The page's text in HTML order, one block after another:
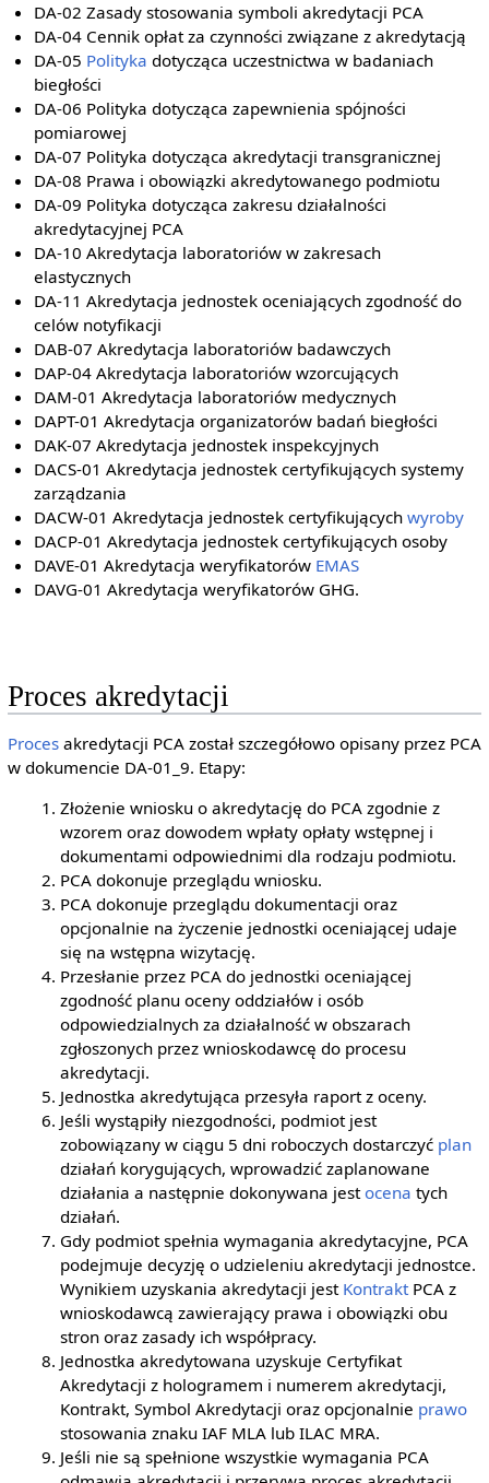
DA-02 Zasady stosowania symboli akredytacji PCA
DA-04 Cennik opłat za czynności związane z akredytacją
DA-05 Polityka dotycząca uczestnictwa w badaniach
biegłości
DA-06 Polityka dotycząca zapewnienia spójności
pomiarowej
DA-07 Polityka dotycząca akredytacji transgranicznej
DA-08 Prawa i obowiązki akredytowanego podmiotu
DA-09 Polityka dotycząca zakresu działalności
akredytacyjnej PCA
DA-10 Akredytacja laboratoriów w zakresach
elastycznych
DA-11 Akredytacja jednostek oceniających zgodność do
celów notyfikacji
DAB-07 Akredytacja laboratoriów badawczych
DAP-04 Akredytacja laboratoriów wzorcujących
DAM-01 Akredytacja laboratoriów medycznych
DAPT-01 Akredytacja organizatorów badań biegłości
DAK-07 Akredytacja jednostek inspekcyjnych
DACS-01 Akredytacja jednostek certyfikujących systemy
zarządzania
DACW-01 Akredytacja jednostek certyfikującychwyroby
DACP-01 Akredytacja jednostek certyfikujących osoby
DAVE-01 Akredytacja weryfikatorów EMAS
DAVG-01 Akredytacja weryfikatorów GHG.
Proces akredytacji
Procesakredytacji PCA został szczegółowo opisany przez PCA
w dokumencie DA-01_9. Etapy:
Złożenie wniosku o akredytację do PCA zgodnie z
wzorem oraz dowodem wpłaty opłaty wstępnej i
dokumentami odpowiednimi dla rodzaju podmiotu.
PCA dokonuje przeglądu wniosku.
PCA dokonuje przeglądu dokumentacji oraz
opcjonalnie na życzenie jednostki oceniającej udaje
się na wstępna wizytację.
Przesłanie przez PCA do jednostki oceniającej
zgodność planu oceny oddziałów i osób
odpowiedzialnych za działalność w obszarach
zgłoszonych przez wnioskodawcę do procesu
akredytacji.
Jednostka akredytująca przesyła raport z oceny.
Jeśli wystąpiły niezgodności, podmiot jest
zobowiązany w ciągu 5 dni roboczych dostarczyć plan
działań korygujących, wprowadzić zaplanowane
działania a następnie dokonywana jestocena tych
działań.
Gdy podmiot spełnia wymagania akredytacyjne, PCA
podejmuje decyzję o udzieleniu akredytacji jednostce.
Wynikiem uzyskania akredytacji jest KontraktPCA z
wnioskodawcą zawierający prawa i obowiązki obu
stron oraz zasady ich współpracy.
Jednostka akredytowana uzyskuje Certyfikat
Akredytacji z hologramem i numerem akredytacji,
Kontrakt, Symbol Akredytacji oraz opcjonalnie prawo
stosowania znaku IAF MLA lub ILAC MRA.
Jeśli nie są spełnione wszystkie wymagania PCA